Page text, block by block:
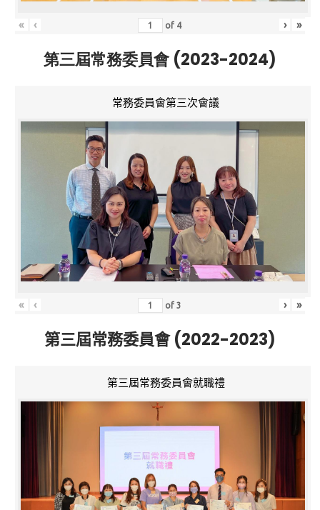
« ‹ of 4 › »
第三屆常務委員會 (2023-2024)
常務委員會第三次會議
« ‹ of3 › »
第三屆常務委員會 (2022-2023)
第三屆常務委員會就職禮